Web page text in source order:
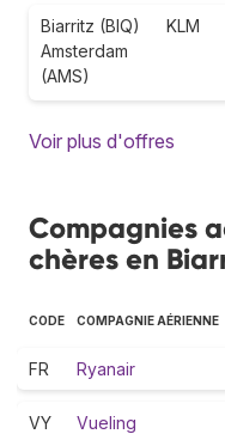
Biarritz (BIQ)
Amsterdam
(AMS)
KLM
Voir plus d'offres
Compagnies
chères en
CODE COMPAGNIE AÉRIENNE
FR Ryanair
VY Vueling